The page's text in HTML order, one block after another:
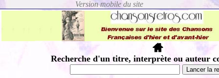
Recherche d'un titre, interprète ou auteur